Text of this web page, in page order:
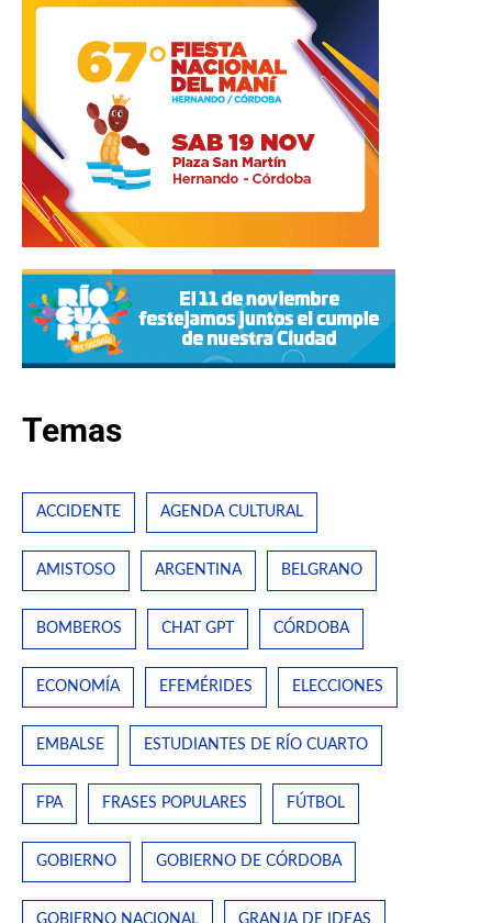
Temas
ACCIDENTE AGENDA CULTURAL
AMISTOSO ARGENTINA BELGRANO
BOMBEROS CHAT GPT CÓRDOBA
ECONOMÍA EFEMÉRIDES ELECCIONES
EMBALSE ESTUDIANTES DE RÍO CUARTO
FPA FRASES POPULARES FÚTBOL
GOBIERNO GOBIERNO DE CÓRDOBA